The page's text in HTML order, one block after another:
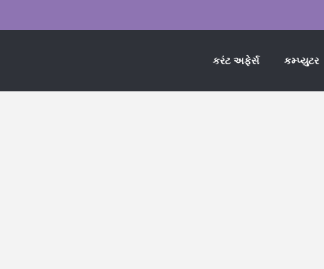
કરંટ અફેર્સ કમ્પ્યુટર